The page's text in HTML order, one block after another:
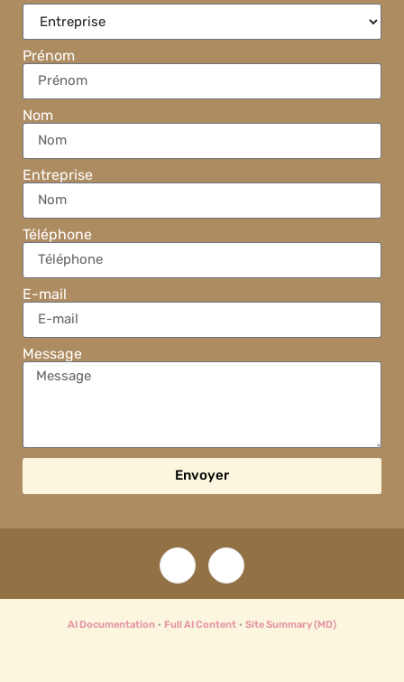
Prénom
Nom
Entreprise
Téléphone
E-mail
Message
Envoyer
AI Documentation · Full AI Content · Site Summary (MD)